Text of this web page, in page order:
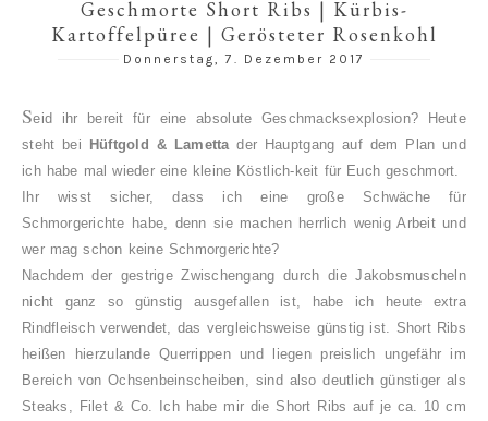
Geschmorte Short Ribs | Kürbis-
Kartoffelpüree | Gerösteter Rosenkohl
Donnerstag, 7. Dezember 2017
Seid ihr bereit für eine absolute Geschmacksexplosion? Heute
steht bei
Hüftgold & Lamettader Hauptgang auf dem Plan und
ich habe mal wieder eine kleine Köstlich-keit für Euch geschmort.
Ihr wisst sicher, dass ich eine große Schwäche für
Schmorgerichte habe, denn sie machen herrlich wenig Arbeit und
wer mag schon keine Schmorgerichte?
Nachdem der gestrige Zwischengang durch die Jakobsmuscheln
nicht ganz so günstig ausgefallen ist, habe ich heute extra
Rindfleisch verwendet, das vergleichsweise günstig ist. Short Ribs
heißen hierzulande Querrippen und liegen preislich ungefähr im
Bereich von Ochsenbeinscheiben, sind also deutlich günstiger als
Steaks, Filet & Co.
Ich habe mir die Short Ribs auf je ca. 10 cm